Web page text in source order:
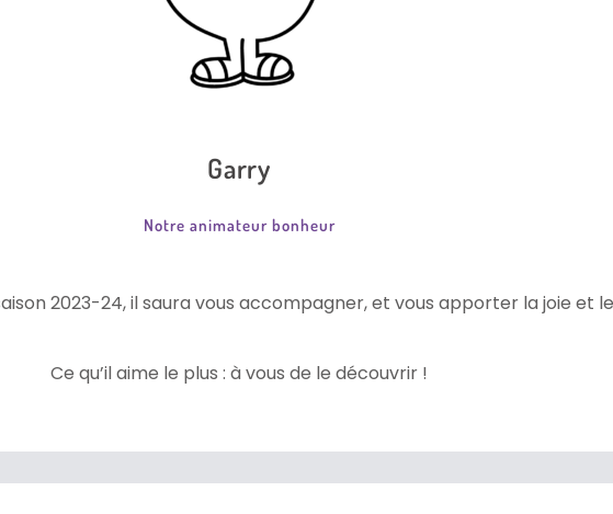
Garry
Notre animateur bonheur
2023-24, il saura vous accompagner, et vous apporter la joie et
Ce qu’il aime le plus : à vous de le découvrir !